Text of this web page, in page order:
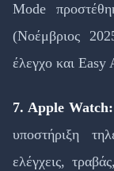
Mode
(Νοέμβριος
έλεγχο και Easy
7. Apple Watch:
υποστήριξη
ελέγχεις,